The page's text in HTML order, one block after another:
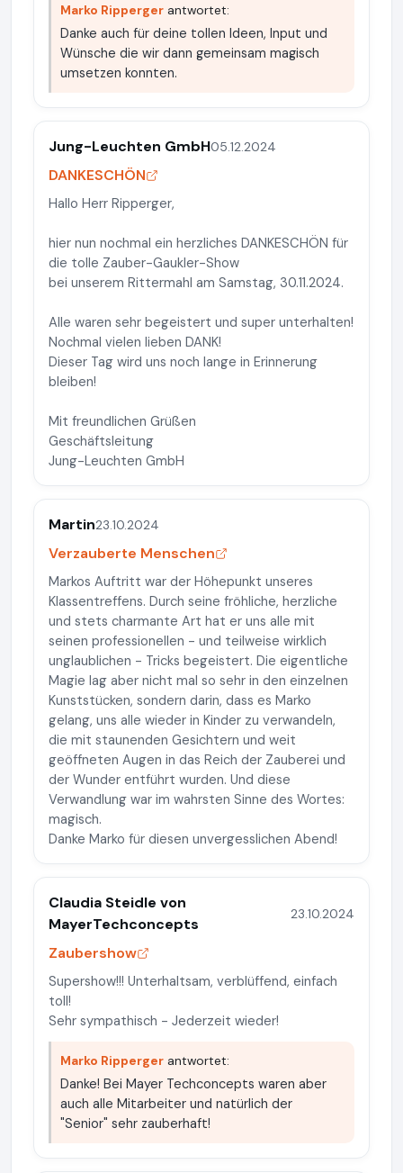
Marko Ripperger antwortet:
Danke auch für deine tollen Ideen, Input und
Wünsche die wir dann gemeinsam magisch
umsetzen konnten.
Jung-Leuchten GmbH05.12.2024
DANKESCHÖN
Hallo Herr Ripperger,
hier nun nochmal ein herzliches DANKESCHÖN für
die tolle Zauber-Gaukler-Show
bei unserem Rittermahl am Samstag, 30.11.2024.
Alle waren sehr begeistert und super unterhalten!
Nochmal vielen lieben DANK!
Dieser Tag wird uns noch lange in Erinnerung
bleiben!
Mit freundlichen Grüßen
Geschäftsleitung
Jung-Leuchten GmbH
Martin23.10.2024
Verzauberte Menschen
Markos Auftritt war der Höhepunkt unseres
Klassentreffens. Durch seine fröhliche, herzliche
und stets charmante Art hat er uns alle mit
seinen professionellen - und teilweise wirklich
unglaublichen - Tricks begeistert. Die eigentliche
Magie lag aber nicht mal so sehr in den einzelnen
Kunststücken, sondern darin, dass es Marko
gelang, uns alle wieder in Kinder zu verwandeln,
die mit staunenden Gesichtern und weit
geöffneten Augen in das Reich der Zauberei und
der Wunder entführt wurden. Und diese
Verwandlung war im wahrsten Sinne des Wortes:
magisch.
Danke Marko für diesen unvergesslichen Abend!
Claudia Steidle von
MayerTechconcepts
23.10.2024
Zaubershow
Supershow!!! Unterhaltsam, verblüffend, einfach
toll!
Sehr sympathisch - Jederzeit wieder!
Marko Ripperger antwortet:
Danke! Bei Mayer Techconcepts waren aber
auch alle Mitarbeiter und natürlich der
"Senior" sehr zauberhaft!